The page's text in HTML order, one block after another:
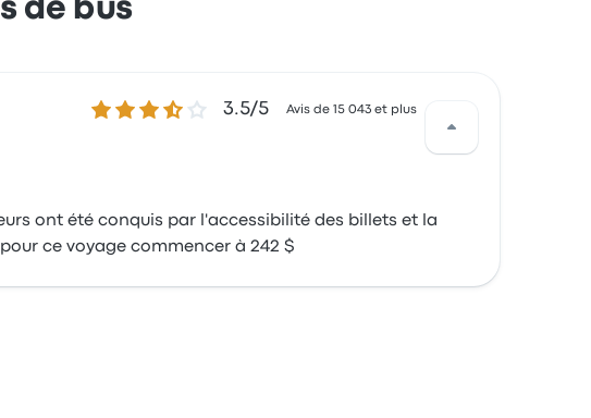
de bus
3.5 sur 5 étoiles 3.5/5 Avis de 15 043 et plus
ont été conquis par l'accessibilité des billets et la
ce voyage commencer à 242 $